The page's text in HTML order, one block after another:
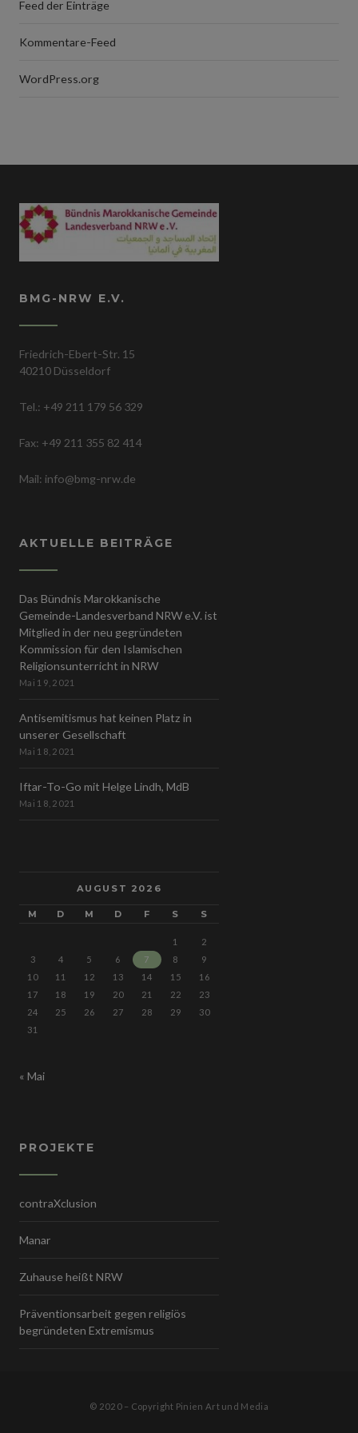
Feed der Einträge
Kommentare-Feed
WordPress.org
BMG-NRW E.V.
Friedrich-Ebert-Str. 15
40210 Düsseldorf
Tel.: +49 211 179 56 329
Fax: +49 211 355 82 414
Mail: info@bmg-nrw.de
AKTUELLE BEITRÄGE
Das Bündnis Marokkanische
Gemeinde-Landesverband NRW e.V. ist
Mitglied in der neu gegründeten
Kommission für den Islamischen
Religionsunterricht in NRW
Mai 19, 2021
Antisemitismus hat keinen Platz in
unserer Gesellschaft
Mai 18, 2021
Iftar-To-Go mit Helge Lindh, MdB
Mai 18, 2021
AUGUST 2026
M D M D F S S
1
2
3
4 5 6 7 8
9
10
11 12 13 14 15
16
17
18 19 20 21 22
23
24
25 26 27 28 29
30
31
« Mai
PROJEKTE
contraXclusion
Manar
Zuhause heißt NRW
Präventionsarbeit gegen religiös
begründeten Extremismus
© 2020 – Copyright Pinien Art und Media